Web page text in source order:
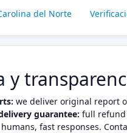
del Norte
y
we deliver original report
guarantee: full refund
fast responses.